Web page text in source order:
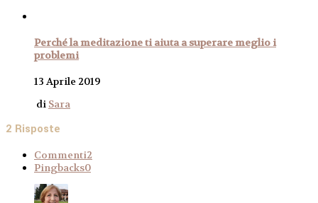
Perché la meditazione ti aiuta a superare meglio i
problemi
13 Aprile 2019
di Sara
2 Risposte
Commenti2
Pingbacks0